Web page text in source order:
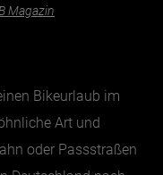
Magazin
Bikeurlaub im
Art und
oder Passstraßen